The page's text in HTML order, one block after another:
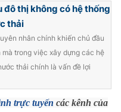
đô thị không có hệ thống
thải
nhân chính khiến chủ đầu
mà trong việc xây dựng các hệ
thải chính là vấn đề lợi
trực tuyến các kênh của